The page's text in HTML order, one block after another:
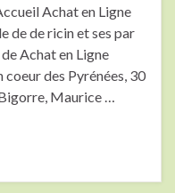
Achat en Ligne
de de ricin et ses par
Achat en Ligne
coeur des Pyrénées, 30
Maurice …